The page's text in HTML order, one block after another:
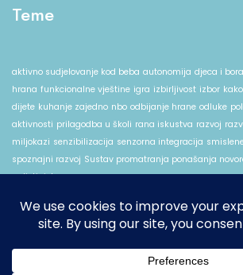
Teme
aktivno sudjelovanje kod beba autonomija djeca i
hrana funkcionalne vještine igra izbirljivost izbor
dijete kuhanje zajedno nbo odbijanje hrane odluke
aktivnosti prilagodba u školi rana iskustva razvoj
miljokazi senzibilizacija senzorna integracija
spoznajni razvoj Sustav promatranja ponašanja
u djetinjstvu